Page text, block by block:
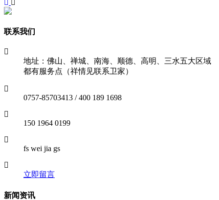
联系我们
地址：佛山、禅城、南海、顺德、高明、三水五大区域
都有服务点（祥情见联系卫家）
0757-85703413 / 400 189 1698
150 1964 0199
fs wei jia gs
立即留言
新闻资讯